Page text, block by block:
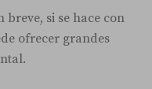
breve, si se hace con
ofrecer grandes